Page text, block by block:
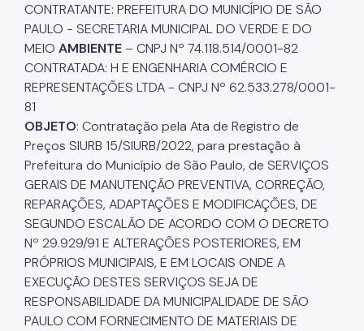
CONTRATANTE: PREFEITURA DO MUNICÍPIO DE SÃO
PAULO - SECRETARIA MUNICIPAL DO VERDE E DO
MEIO AMBIENTE– CNPJ Nº 74.118.514/0001-82
CONTRATADA: H E ENGENHARIA COMÉRCIO E
REPRESENTAÇÕES LTDA - CNPJ Nº 62.533.278/0001-
81
OBJETO: Contratação pela Ata de Registro de
Preços SIURB 15/SIURB/2022, para prestação à
Prefeitura do Município de São Paulo, de SERVIÇOS
GERAIS DE MANUTENÇÃO PREVENTIVA, CORREÇÃO,
REPARAÇÕES, ADAPTAÇÕES E MODIFICAÇÕES, DE
SEGUNDO ESCALÃO DE ACORDO COM O DECRETO
Nº 29.929/91 E ALTERAÇÕES POSTERIORES, EM
PRÓPRIOS MUNICIPAIS, E EM LOCAIS ONDE A
EXECUÇÃO DESTES SERVIÇOS SEJA DE
RESPONSABILIDADE DA MUNICIPALIDADE DE SÃO
PAULO COM FORNECIMENTO DE MATERIAIS DE